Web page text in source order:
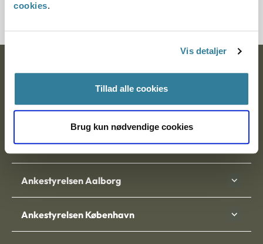
cookies.
Vis detaljer
Tillad alle cookies
Brug kun nødvendige cookies
2000177-08
Ankestyrelsen
Nytorv 7, 2. sal
Ankestyrelsen Aalborg
Ankestyrelsen København